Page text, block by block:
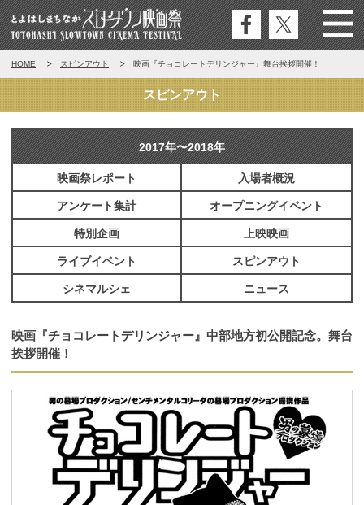
とよはしまちなかスロータウン映
画祭
Menu
公式
フェ
公式
エッ
HOME スピンアウト 映画『チョコレートデリンジャー』舞台挨拶開催！
スピンアウト
2017年〜2018年
映画祭レポート 入場者概況
アンケート集計 オープニングイベント
特別企画 上映映画
ライブイベント スピンアウト
シネマルシェ ニュース
映画『チョコレートデリンジャー』中部地方初公開記念。舞台
挨拶開催！